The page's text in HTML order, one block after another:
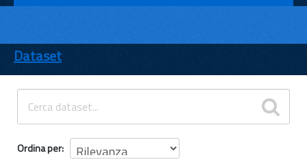
ENTI
TEMI
INFORMAZIONI
Dataset
Ordina per